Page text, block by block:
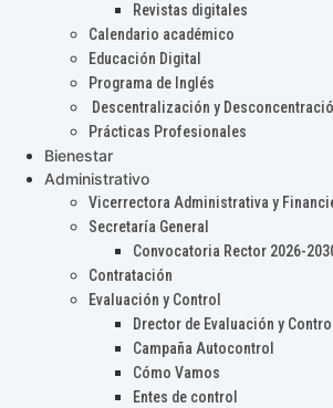
Revistas digitales
Calendario académico
Educación Digital
Programa de Inglés
Descentralización y
Prácticas Profesionales
Bienestar
Administrativo
Vicerrectora Administrativa y
Secretaría General
Convocatoria Rector 2026-
Contratación
Evaluación y Control
Drector de Evaluación y Control
Campaña Autocontrol
Cómo Vamos
Entes de control